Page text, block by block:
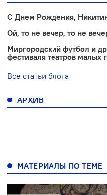
С Днем Рождения,
Ой, то не вечер, то не
Миргородский футбол и
фестиваля театров малых
Все статьи блога
АРХИВ
МАТЕРИАЛЫ ПО ТЕМЕ